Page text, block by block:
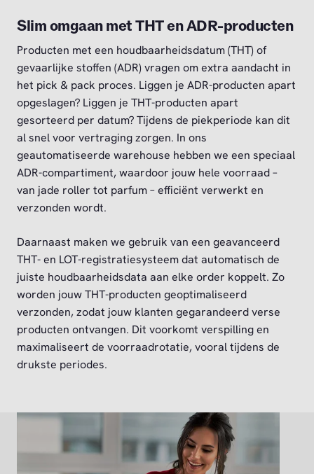
Slim omgaan met THT en ADR-producten
Producten met een houdbaarheidsdatum (THT) of
gevaarlijke stoffen (ADR) vragen om extra aandacht in
het pick & pack proces. Liggen je ADR-producten apart
opgeslagen? Liggen je THT-producten apart
gesorteerd per datum? Tijdens de piekperiode kan dit
al snel voor vertraging zorgen. In ons
geautomatiseerde warehouse hebben we een speciaal
ADR-compartiment, waardoor jouw hele voorraad –
van jade roller tot parfum – efficiënt verwerkt en
verzonden wordt.
Daarnaast maken we gebruik van een geavanceerd
THT- en LOT-registratiesysteem dat automatisch de
juiste houdbaarheidsdata aan elke order koppelt. Zo
worden jouw THT-producten geoptimaliseerd
verzonden, zodat jouw klanten gegarandeerd verse
producten ontvangen. Dit voorkomt verspilling en
maximaliseert de voorraadrotatie, vooral tijdens de
drukste periodes.